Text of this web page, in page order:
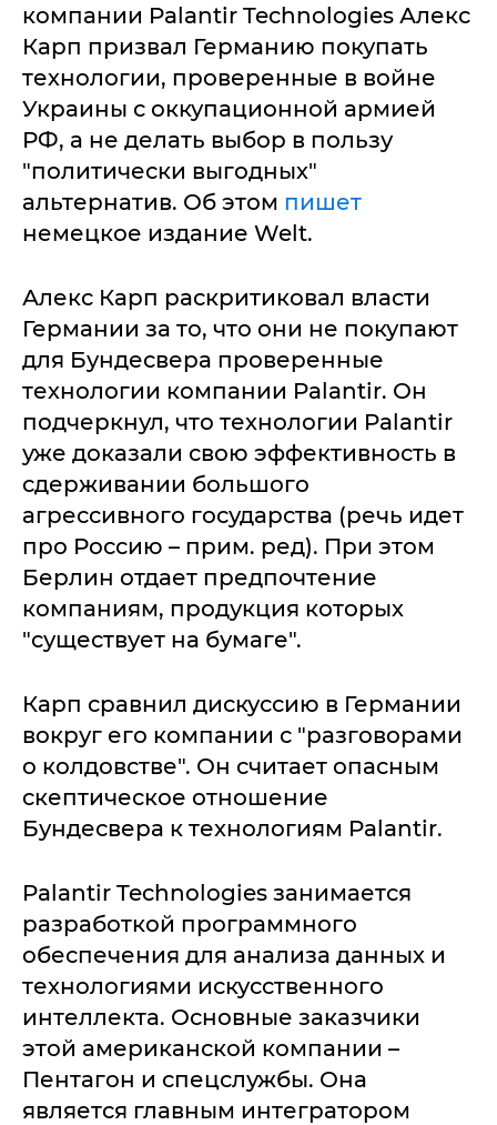
компании Palantir Technologies Алекс
Карп призвал Германию покупать
технологии, проверенные в войне
Украины с оккупационной армией
РФ, а не делать выбор в пользу
"политически выгодных"
альтернатив. Об этом пишет
немецкое издание Welt.
Алекс Карп раскритиковал власти
Германии за то, что они не покупают
для Бундесвера проверенные
технологии компании Palantir. Он
подчеркнул, что технологии Palantir
уже доказали свою эффективность в
сдерживании большого
агрессивного государства (речь идет
про Россию – прим. ред). При этом
Берлин отдает предпочтение
компаниям, продукция которых
"существует на бумаге".
Карп сравнил дискуссию в Германии
вокруг его компании с "разговорами
о колдовстве". Он считает опасным
скептическое отношение
Бундесвера к технологиям Palantir.
Palantir Technologies занимается
разработкой программного
обеспечения для анализа данных и
технологиями искусственного
интеллекта. Основные заказчики
этой американской компании –
Пентагон и спецслужбы. Она
является главным интегратором